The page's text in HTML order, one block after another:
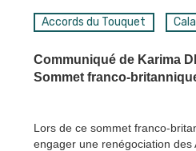
Accords du Touquet
Communiqué de Karima
Sommet franco-
Lors de ce sommet franco-
engager une renégociation des